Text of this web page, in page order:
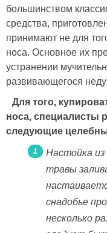
большинством
средства,
принимают не для
носа. Основное их
устранении
развивающегося
Для того,
носа, специалисты
следующие
Настойка из
травы
снадобье
несколько